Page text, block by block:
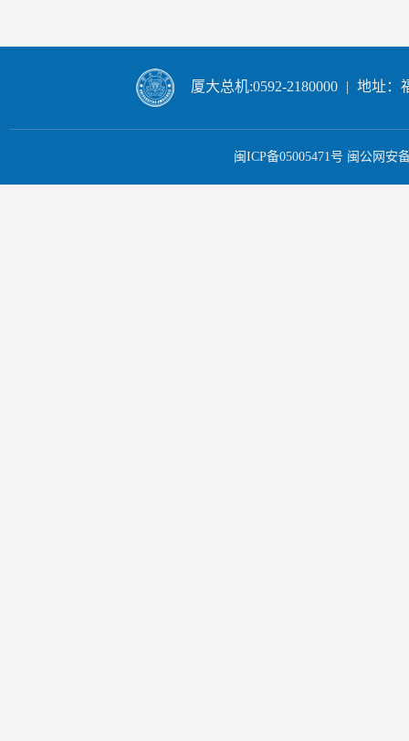
厦大总机:0592-2180000 | 地址：
闽ICP备05005471号 闽公网安